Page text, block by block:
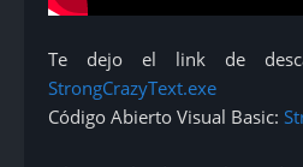
Te dejo el link de
StrongCrazyText.exe
Código Abierto Visual Basic: